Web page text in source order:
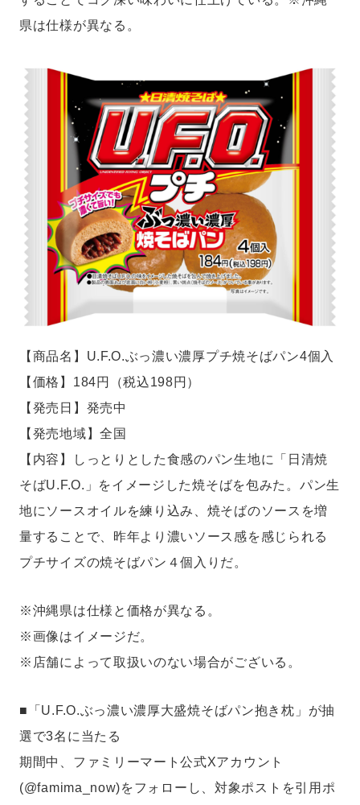
県は仕様が異なる。
【商品名】U.F.O.ぶっ濃い濃厚プチ焼そばパン4個入
【価格】184円（税込198円）
【発売日】発売中
【発売地域】全国
【内容】しっとりとした食感のパン生地に「日清焼
そばU.F.O.」をイメージした焼そばを包みた。パン生
地にソースオイルを練り込み、焼そばのソースを増
量することで、昨年より濃いソース感を感じられる
プチサイズの焼そばパン４個入りだ。
※沖縄県は仕様と価格が異なる。
※画像はイメージだ。
※店舗によって取扱いのない場合がございる。
■「U.F.O.ぶっ濃い濃厚大盛焼そばパン抱き枕」が抽
選で3名に当たる
期間中、ファミリーマート公式Xアカウント
(@famima_now)をフォローし、対象ポストを引用ポ